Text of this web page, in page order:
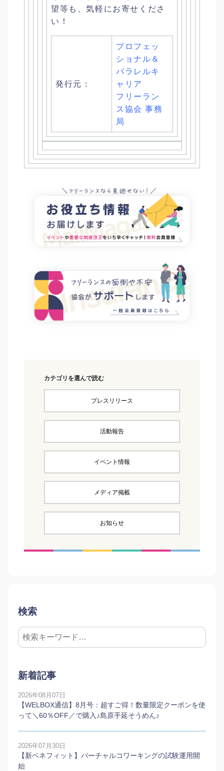
望等も、気軽にお寄せくださ
い！
発行元：
プロフェッ
ショナル＆
パラレルキ
ャリア
フリーラン
ス協会 事務
局
カテゴリを選んで読む
プレスリリース
活動報告
イベント情報
メディア掲載
お知らせ
検索
新着記事
2026年08月07日
【WELBOX通信】8月号：超すご得！数量限定クーポンを使
って＼60％OFF／で購入♪島原手延そうめん♪
2026年07月30日
【新ベネフィット】バーチャルコワーキングの試験運用開
始